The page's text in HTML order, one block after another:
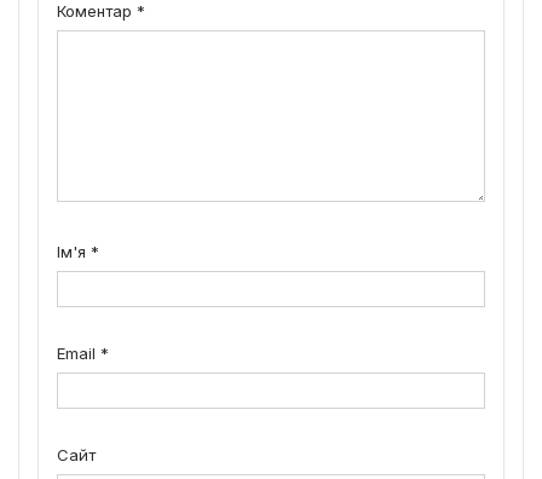
Коментар *
Ім'я *
Email *
Сайт